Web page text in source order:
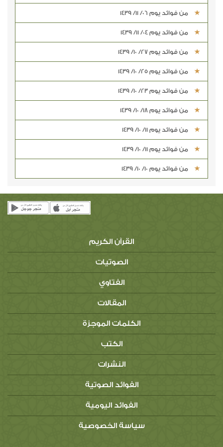
من فوائد يوم 06/ 11/ 1439
من فوائد يوم 04/ 11/ 1439
من فوائد يوم 27/ 10/ 1439
من فوائد يوم 25/ 10/ 1439
من فوائد يوم 23/ 10/ 1439
من فوائد يوم 18/ 10/ 1439
من فوائد يوم 11/ 10/ 1439
من فوائد يوم 11/ 10/ 1439
من فوائد يوم 10/ 10/ 1439
القرآن الكريم
الصوتيات
الفتاوي
المقالات
الكلمات الموجزة
الكتب
النشرات
الفوائد الصوتية
الفوائد اليومية
سياسة الخصوصية